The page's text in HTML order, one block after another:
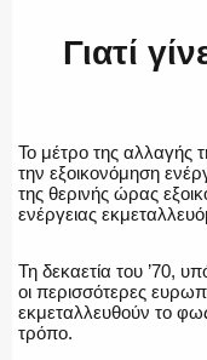
Η ΦΩΝΗ ΣΟΥ
ΟΠΛΑ/ΕΞΟΠΛΙΣΜΟΣ
ΟΜΑΔΕΣ ΕΛ.ΑΣ.
Γιατί
Το μέτρο της αλλαγής
την εξοικονόμηση
της θερινής ώρας
ενέργειας
Τη δεκαετία του ’70,
οι περισσότερες
εκμεταλλευθούν το
τρόπο.